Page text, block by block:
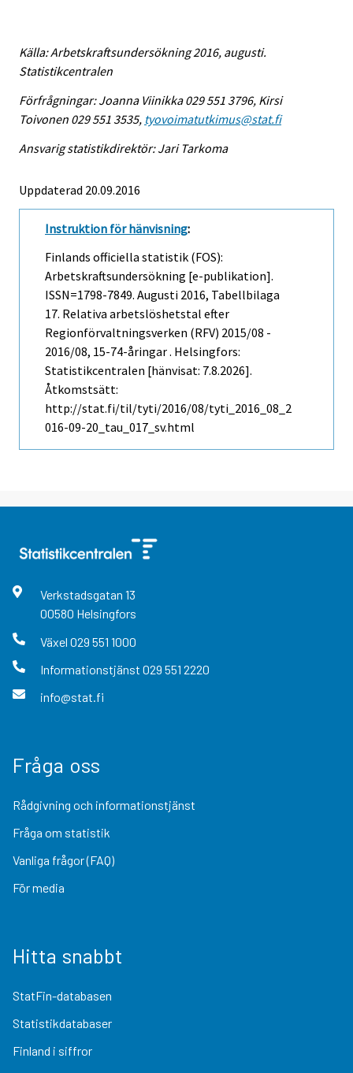
Källa: Arbetskraftsundersökning 2016, augusti.
Statistikcentralen
Förfrågningar: Joanna Viinikka 029 551 3796, Kirsi
Toivonen 029 551 3535, tyovoimatutkimus@stat.fi
Ansvarig statistikdirektör: Jari Tarkoma
Uppdaterad 20.09.2016
Instruktion för hänvisning:
Finlands officiella statistik (FOS):
Arbetskraftsundersökning [e-publikation].
ISSN=1798-7849. Augusti 2016, Tabellbilaga
17. Relativa arbetslöshetstal efter
Regionförvaltningsverken (RFV) 2015/08 -
2016/08, 15-74-åringar . Helsingfors:
Statistikcentralen [hänvisat: 7.8.2026].
Åtkomstsätt:
http://stat.fi/til/tyti/2016/08/tyti_2016_08_2
016-09-20_tau_017_sv.html
Verkstadsgatan 13
00580 Helsingfors
Växel 029 551 1000
Informationstjänst 029 551 2220
info@stat.fi
Fråga oss
Rådgivning och informationstjänst
Fråga om statistik
Vanliga frågor (FAQ)
För media
Hitta snabbt
StatFin-databasen
Statistikdatabaser
Finland i siffror